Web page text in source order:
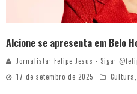
Alcione se apresenta em Belo
Jornalista: Felipe Jesus - Siga:
17 de setembro de 2025
Cultura,